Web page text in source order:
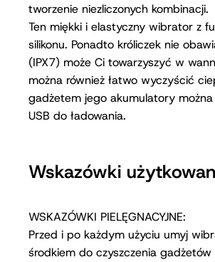
tworzenie niezliczonych kombinacji.
Ten miękki i elastyczny wibrator z
silikonu. Ponadto króliczek nie
(IPX7) może Ci towarzyszyć w
można również łatwo wyczyścić
gadżetem jego akumulatory
USB do ładowania.
Wskazówki
WSKAZÓWKI PIELĘGNACYJNE:
Przed i po każdym użyciu umyj
środkiem do czyszczenia